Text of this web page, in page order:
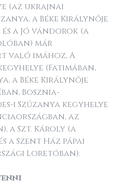
(az ukrajnai
a Béke Királynője
a Jó vándorok (a
már
való imához, A
(Fatimában,
a Béke Királynője
Bosznia-
i Szűzanya kegyhelye
az
a Szt. Károly (a
a Szent Ház pápai
Loretóban).